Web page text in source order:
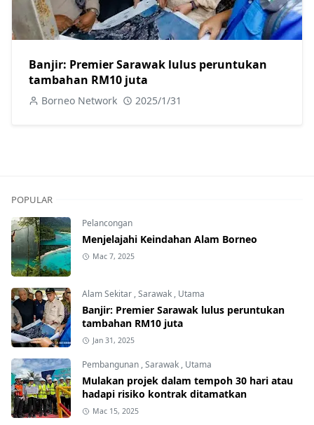
Banjir: Premier Sarawak lulus peruntukan
tambahan RM10 juta
Borneo Network 2025/1/31
POPULAR
Pelancongan
Menjelajahi Keindahan Alam Borneo
Mac 7, 2025
Alam Sekitar ,Sarawak , Utama
Banjir: Premier Sarawak lulus peruntukan
tambahan RM10 juta
Jan 31, 2025
Pembangunan ,Sarawak , Utama
Mulakan projek dalam tempoh 30 hari atau
hadapi risiko kontrak ditamatkan
Mac 15, 2025